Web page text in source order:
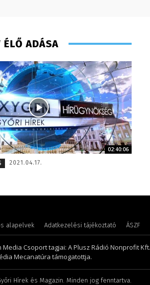
vágó – 2009
ÉLŐ ADÁSA
02:40:06
2021.04.17.
alapelvek Adatkezelési tájékoztató ÁSZF
Media Csoport tagjai: A Plusz Rádió Nonprofit
Mecanatúra támogatottja.
Hírek és Magazin. Minden jog fenntartva.